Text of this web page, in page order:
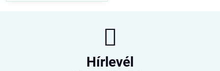
Hírlevél